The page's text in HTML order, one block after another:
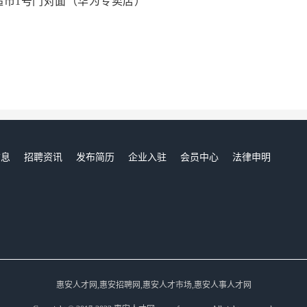
招聘资讯 发布简历 企业入驻 会员中心
法律申明
惠安人才网,惠安招聘网,惠安人才市场,惠安人事人才网